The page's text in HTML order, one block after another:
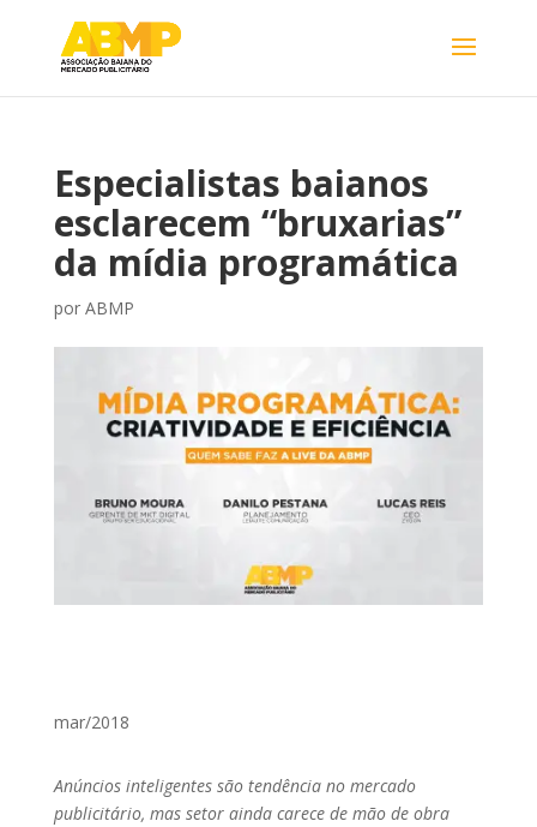
Especialistas baianos
esclarecem “bruxarias”
da mídia programática
por ABMP
mar/2018
Anúncios inteligentes são tendência no mercado
publicitário, mas setor ainda carece de mão de obra